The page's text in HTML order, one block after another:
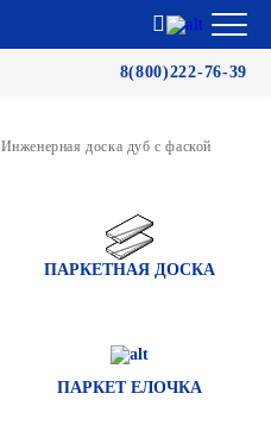
8(800)222-76-39
Инженерная доска дуб с фаской
ПАРКЕТНАЯ ДОСКА
ПАРКЕТ ЕЛОЧКА